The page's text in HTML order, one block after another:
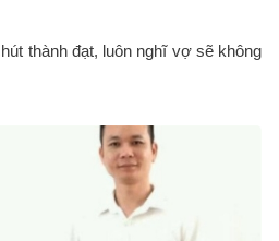
thành đạt, luôn nghĩ vợ sẽ không